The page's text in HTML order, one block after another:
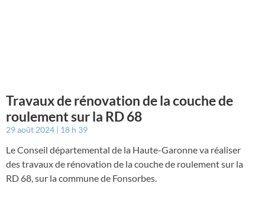
Travaux de rénovation de la couche de
roulement sur la RD 68
29 août 2024 18 h 39
Le Conseil départemental de la Haute-Garonne va réaliser
des travaux de rénovation de la couche de roulement sur la
RD 68, sur la commune de Fonsorbes.